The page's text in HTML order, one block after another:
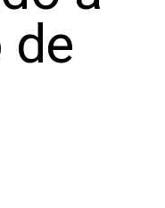
de